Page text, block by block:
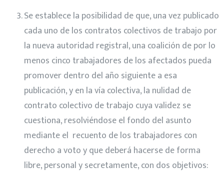
Se establece la posibilidad de que, una vez publicado
cada uno de los contratos colectivos de trabajo por
la nueva autoridad registral, una coalición de por lo
menos cinco trabajadores de los afectados pueda
promover dentro del año siguiente a esa
publicación, y en la vía colectiva, la nulidad de
contrato colectivo de trabajo cuya validez se
cuestiona, resolviéndose el fondo del asunto
mediante el recuento de los trabajadores con
derecho a voto y que deberá hacerse de forma
libre, personal y secretamente, con dos objetivos: